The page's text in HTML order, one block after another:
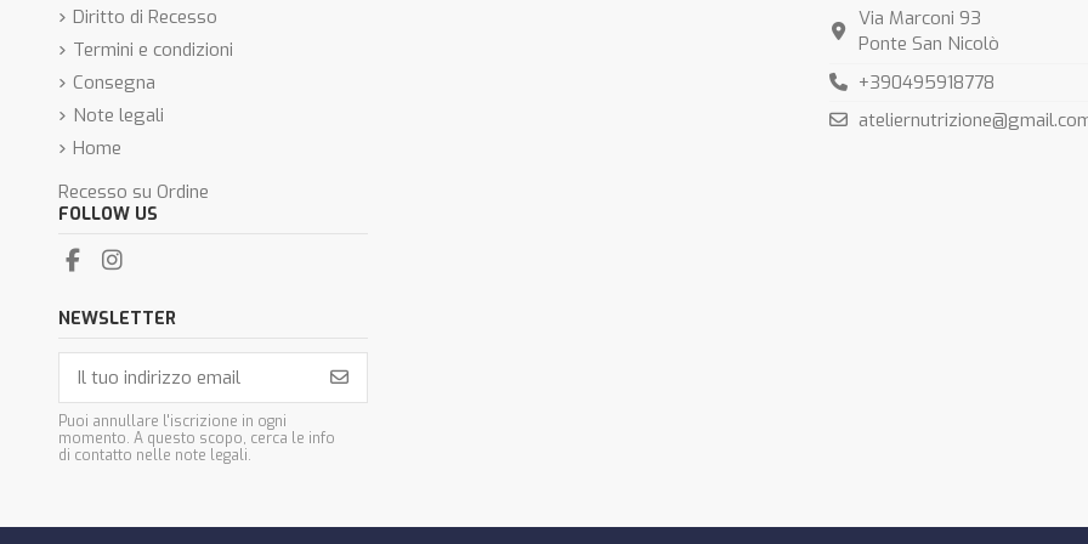
Diritto di Recesso
Termini e condizioni
Consegna
Note legali
Home
Via Marconi 93
Ponte San Nicolò
+390495918778
Recesso su Ordine
FOLLOW US
NEWSLETTER
Puoi annullare l'iscrizione in ogni
momento. A questo scopo, cerca le info
di contatto nelle note legali.